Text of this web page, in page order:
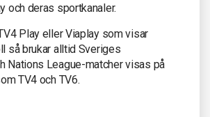
och deras sportkanaler.
Play eller Viaplay som visar
så brukar alltid Sveriges
Nations League-matcher visas på
TV4 och TV6.